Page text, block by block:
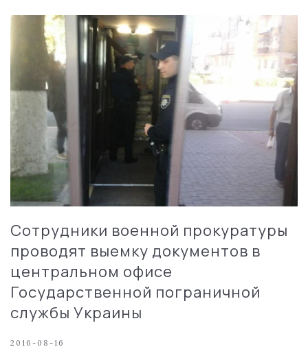
Сотрудники военной прокуратуры
проводят выемку документов в
центральном офисе
Государственной пограничной
службы Украины
2016-08-16